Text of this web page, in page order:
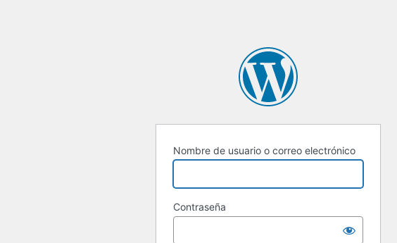
Nombre de usuario o correo electrónico
Contraseña